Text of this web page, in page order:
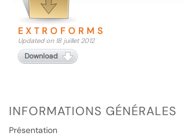
EXTROFORMS
Updated on 18 juillet 2012
Download
INFORMATIONS GÉNÉRALES
Présentation